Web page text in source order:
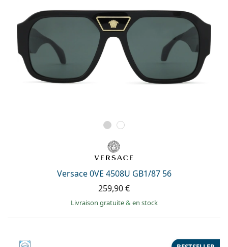
Versace 0VE 4508U GB1/87 56
259,90 €
Livraison gratuite& en stock